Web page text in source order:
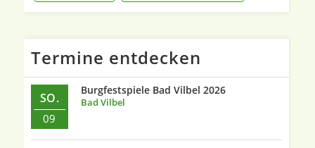
Termine entdecken
SO.
09
Burgfestspiele Bad Vilbel 2026
Bad Vilbel